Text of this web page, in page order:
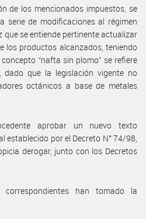
de los mencionados impuestos, se
serie de modificaciones al régimen
que se entiende pertinente actualizar
los productos alcanzados, teniendo
“nafta sin plomo” se refiere
que la legislación vigente no
octánicos a base de metales
aprobar un nuevo texto
establecido por el Decreto N° 74/98,
derogar, junto con los Decretos
han tomado la